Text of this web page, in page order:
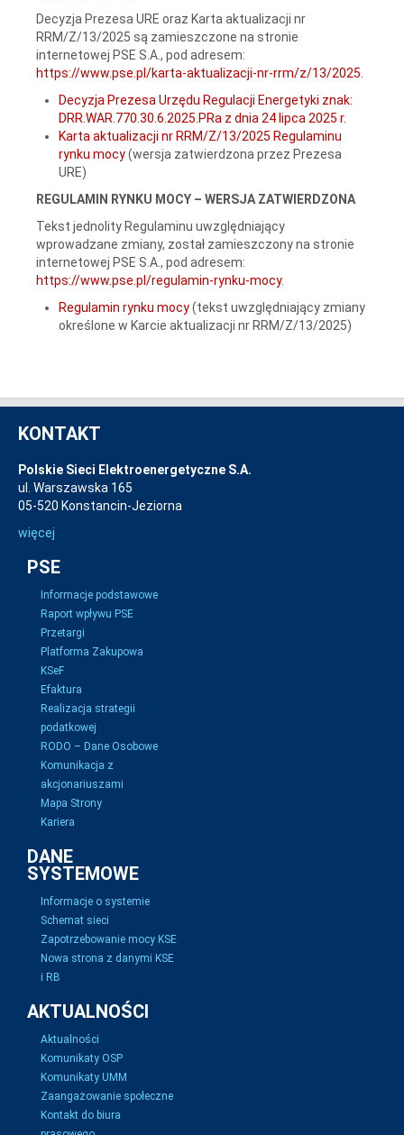
Decyzja Prezesa URE oraz Karta aktualizacji nr
RRM/Z/13/2025 są zamieszczone na stronie
internetowej PSE S.A., pod adresem:
https://www.pse.pl/karta-aktualizacji-nr-rrm/z/13/2025
Decyzja Prezesa Urzędu Regulacji Energetyki znak:
DRR.WAR.770.30.6.2025.PRa z dnia 24 lipca 2025 r.
Karta aktualizacji nr RRM/Z/13/2025 Regulaminu
rynku mocy(wersja zatwierdzona przez Prezesa
URE)
REGULAMIN RYNKU MOCY – WERSJA ZATWIERDZONA
Tekst jednolity Regulaminu uwzględniający
wprowadzane zmiany, został zamieszczony na stronie
internetowej PSE S.A., pod adresem:
https://www.pse.pl/regulamin-rynku-mocy.
Regulamin rynku mocy(tekst uwzględniający zmiany
określone w Karcie aktualizacji nr RRM/Z/13/2025)
KONTAKT
Polskie Sieci Elektroenergetyczne S.A.
ul. Warszawska 165
05-520 Konstancin-Jeziorna
więcej
PSE
Informacje podstawowe
Raport wpływu PSE
Przetargi
Platforma Zakupowa
KSeF
Efaktura
Realizacja strategii
podatkowej
RODO – Dane Osobowe
Komunikacja z
akcjonariuszami
Mapa Strony
Kariera
DANE
SYSTEMOWE
Informacje o systemie
Schemat sieci
Zapotrzebowanie mocy KSE
Nowa strona z danymi KSE
i RB
AKTUALNOŚCI
Aktualności
Komunikaty OSP
Komunikaty UMM
Zaangażowanie społeczne
Kontakt do biura